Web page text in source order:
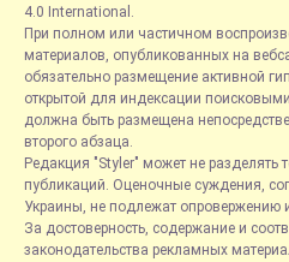
4.0 International.
При полном или частичном
материалов, опубликованных на
обязательно размещение активной
открытой для индексации
должна быть размещена
второго абзаца.
Редакция "Styler" может не разделять
публикаций. Оценочные суждения,
Украины, не подлежат опровержению
За достоверность, содержание и
законодательства рекламных